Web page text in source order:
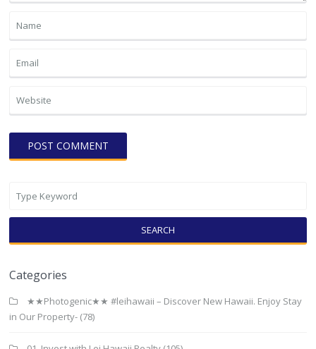
SEARCH
Categories
★★Photogenic★★ #leihawaii – Discover New Hawaii. Enjoy Stay
in Our Property- (78)